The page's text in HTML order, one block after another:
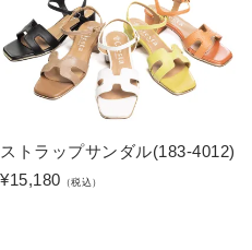
ストラップサンダル(183-4012)
¥15,180 （税込）